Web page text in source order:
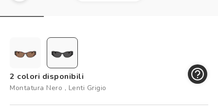
Controllo visivo
Logout
2 colori disponibili
Montatura Nero , Lenti Grigio